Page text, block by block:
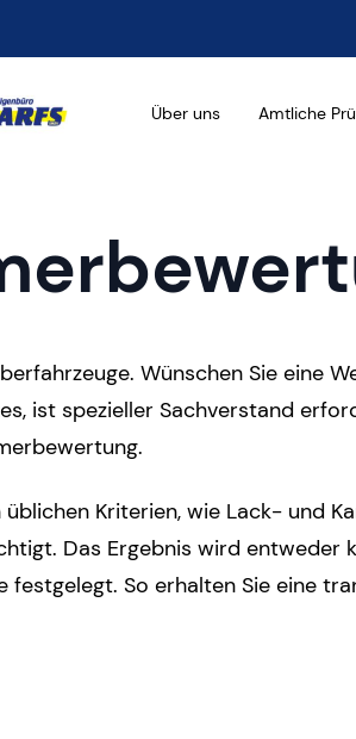
Über uns Amtliche
Wünschen Sie eine
ist spezieller Sachverstand
üblichen Kriterien, wie Lack- und
Das Ergebnis wird
festgelegt. So erhalten Sie eine